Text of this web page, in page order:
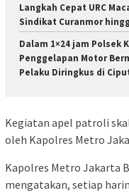
Langkah Cepat URC
Sindikat Curanmor
Dalam 1×24 jam Polsek
Penggelapan Motor
Pelaku Diringkus di
Kegiatan apel patroli
oleh Kapolres Metro
Kapolres Metro Jakarta
mengatakan, setiap